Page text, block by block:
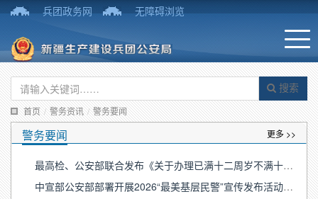
兵团政务网 无障碍浏览
搜索
首页 / 警务资讯 / 警务要闻
警务要闻 更多 >>
最高检、公安部联合发布《关于办理已满十二周岁不满十四周岁未成年人 严重暴力犯罪核准追诉案件若干问题的规定》
中宣部公安部部署开展2026“最美基层民警”宣传发布活动 集中选树宣传一批以创新驱动赋能基层、以高效能治理护航高质量发展的先进典型